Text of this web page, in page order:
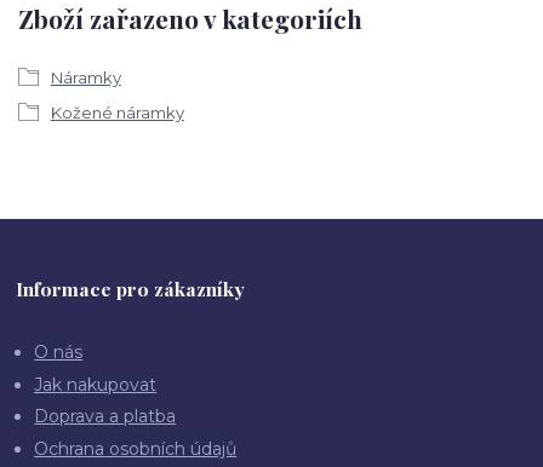
Zboží zařazeno v kategoriích
Náramky
Kožené náramky
Informace pro zákazníky
O nás
Jak nakupovat
Doprava a platba
Ochrana osobních údajů